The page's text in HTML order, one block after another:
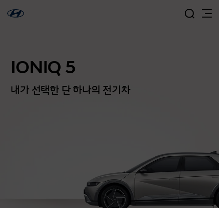
IONIQ 5
내가 선택한 단 하나의 전기차